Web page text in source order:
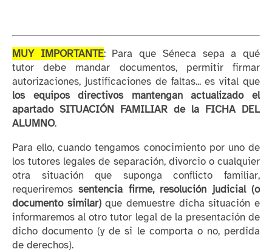
MUY IMPORTANTE: Para que Séneca sepa a qué
tutor debe mandar documentos, permitir firmar
autorizaciones, justificaciones de faltas... es vital que
los equipos directivos mantengan actualizado el
apartado SITUACIÓN FAMILIAR de la FICHA DEL
ALUMNO.
Para ello, cuando tengamos conocimiento por uno de
los tutores legales de separación, divorcio o cualquier
otra situación que suponga conflicto familiar,
requeriremossentencia firme, resolución judicial (o
documento similar)que demuestre dicha situación e
informaremos al otro tutor legal de la presentación de
dicho documento (y de si le comporta o no, perdida
de derechos).